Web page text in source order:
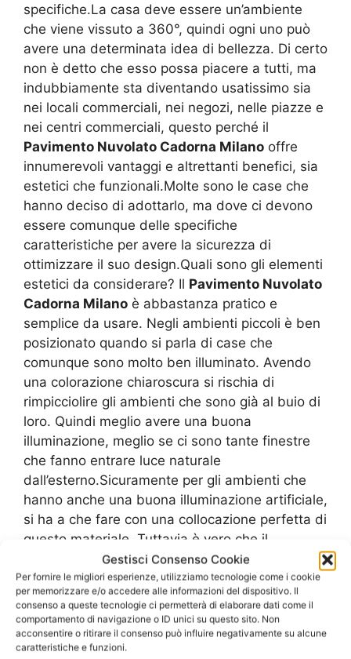
Gestisci Consenso Cookie
Per fornire le migliori esperienze, utilizziamo tecnologie come i cookie
per memorizzare e/o accedere alle informazioni del dispositivo. Il
consenso a queste tecnologie ci permetterà di elaborare dati come il
comportamento di navigazione o ID unici su questo sito. Non
acconsentire o ritirare il consenso può influire negativamente su alcune
caratteristiche e funzioni.
specifiche.La casa deve essere un’ambiente
che viene vissuto a 360°, quindi ogni uno può
avere una determinata idea di bellezza. Di certo
non è detto che esso possa piacere a tutti, ma
indubbiamente sta diventando usatissimo sia
nei locali commerciali, nei negozi, nelle piazze e
nei centri commerciali, questo perché il
Pavimento Nuvolato Cadorna Milano offre
innumerevoli vantaggi e altrettanti benefici, sia
estetici che funzionali.Molte sono le case che
hanno deciso di adottarlo, ma dove ci devono
essere comunque delle specifiche
caratteristiche per avere la sicurezza di
ottimizzare il suo design.Quali sono gli elementi
estetici da considerare? Il Pavimento Nuvolato
Cadorna Milano è abbastanza pratico e
semplice da usare. Negli ambienti piccoli è ben
posizionato quando si parla di case che
comunque sono molto ben illuminato. Avendo
una colorazione chiaroscura si rischia di
rimpicciolire gli ambienti che sono già al buio di
loro. Quindi meglio avere una buona
illuminazione, meglio se ci sono tante finestre
che fanno entrare luce naturale
dall’esterno.Sicuramente per gli ambienti che
hanno anche una buona illuminazione artificiale,
si ha a che fare con una collocazione perfetta di
questo materiale. Tuttavia è vero che il
Pavimento Nuvolato Cadorna Milano
perfettamente posizionato in ambienti che sono
molto grandi, avendo quindi un aspetto che
possa contrastare con le colorazioni delle pareti
bianche. Altro ambiente che ha una certa